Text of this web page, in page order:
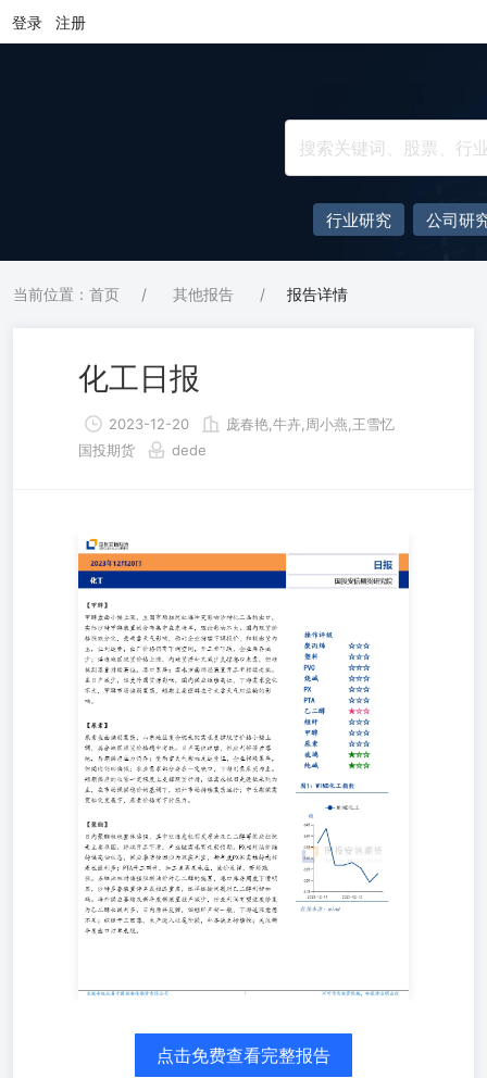
登录 注册
行业研究 公司研
当前位置：首页 / 其他报告 / 报告详情
化工日报
2023-12-20
庞春艳,牛卉,周小燕,王雪忆
国投期货
dede
点击免费查看完整报告